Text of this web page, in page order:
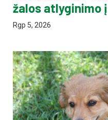
žalos atlyginimo
Rgp 5, 2026